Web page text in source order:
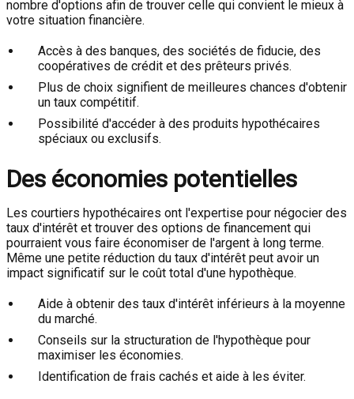
nombre d'options afin de trouver celle qui convient le mieux à
votre situation financière.
Accès à des banques, des sociétés de fiducie, des
coopératives de crédit et des prêteurs privés.
Plus de choix signifient de meilleures chances d'obtenir
un taux compétitif.
Possibilité d'accéder à des produits hypothécaires
spéciaux ou exclusifs.
Des économies potentielles
Les courtiers hypothécaires ont l'expertise pour négocier des
taux d'intérêt et trouver des options de financement qui
pourraient vous faire économiser de l'argent à long terme.
Même une petite réduction du taux d'intérêt peut avoir un
impact significatif sur le coût total d'une hypothèque.
Aide à obtenir des taux d'intérêt inférieurs à la moyenne
du marché.
Conseils sur la structuration de l'hypothèque pour
maximiser les économies.
Identification de frais cachés et aide à les éviter.